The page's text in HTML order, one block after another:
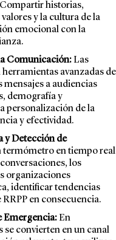
historias,
y la cultura de la
emocional con la
Comunicación:Las
avanzadas de
a audiencias
demografía y
personalización de la
y efectividad.
y Detección de
termómetro en tiempo real
los
organizaciones
identificar tendencias
en consecuencia.
Emergencia:En
se convierten en un canal